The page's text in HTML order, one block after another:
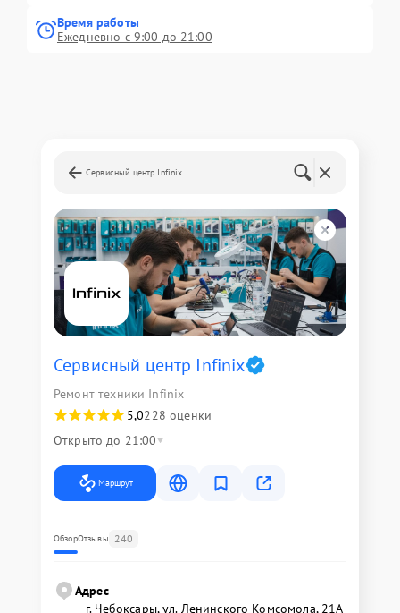
Время работы
Ежедневно с 9:00 до 21:00
Сервисный центр Infinix
Сервисный центр Infinix
Ремонт техники Infinix
5,0228 оценки
Открыто до 21:00
Маршрут
ОбзорОтзывы 240
Адрес
г. Чебоксары, ул. Ленинского Комсомола, 21А